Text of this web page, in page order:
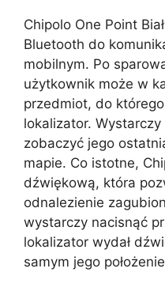
Chipolo One Point
Bluetooth do
mobilnym. Po
użytkownik może w
przedmiot, do
lokalizator.
zobaczyć jego
mapie. Co istotne,
dźwiękową, która
odnalezienie
wystarczy nacisnąć
lokalizator wydał
samym jego